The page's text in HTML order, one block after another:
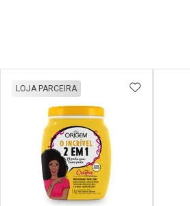
AOS FAVORITOS
LOJA PARCEIRA